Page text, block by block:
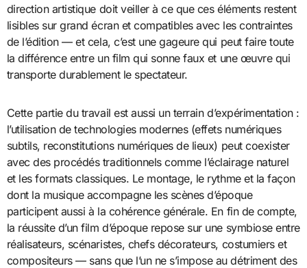
direction artistique doit veiller à ce que ces éléments restent
lisibles sur grand écran et compatibles avec les contraintes
de l’édition — et cela, c’est une gageure qui peut faire toute
la différence entre un film qui sonne faux et une œuvre qui
transporte durablement le spectateur.
Cette partie du travail est aussi un terrain d’expérimentation :
l’utilisation de technologies modernes (effets numériques
subtils, reconstitutions numériques de lieux) peut coexister
avec des procédés traditionnels comme l’éclairage naturel
et les formats classiques. Le montage, le rythme et la façon
dont la musique accompagne les scènes d’époque
participent aussi à la cohérence générale. En fin de compte,
la réussite d’un film d’époque repose sur une symbiose entre
réalisateurs, scénaristes, chefs décorateurs, costumiers et
compositeurs — sans que l’un ne s’impose au détriment des